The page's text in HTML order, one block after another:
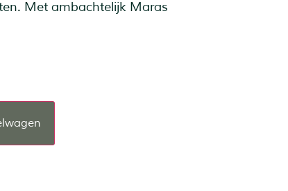
Met ambachtelijk Maras